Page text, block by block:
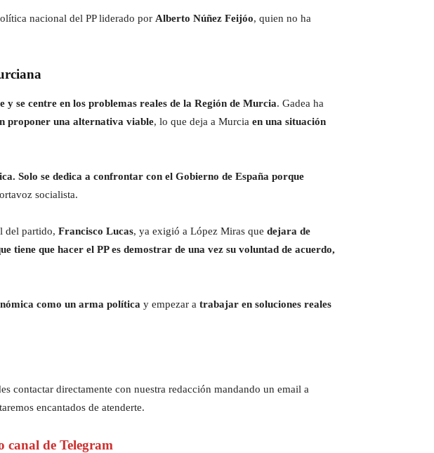
nacional del PP liderado por Alberto Núñez Feijóo, quien no ha
y se centre en los problemas reales de la Región de Murcia. Gadea ha
proponer una alternativa viable, lo que deja a Murcia en una situación
Solo se dedica a confrontar con el Gobierno de España porque
socialista.
del partido, Francisco Lucas, ya exigió a López Miras que dejara de
tiene que hacer el PP es demostrar de una vez su voluntad de acuerdo,
como un arma política y empezar a trabajar en soluciones reales
contactar directamente con nuestra redacción mandando un email a
encantados de atenderte.
canal de Telegram